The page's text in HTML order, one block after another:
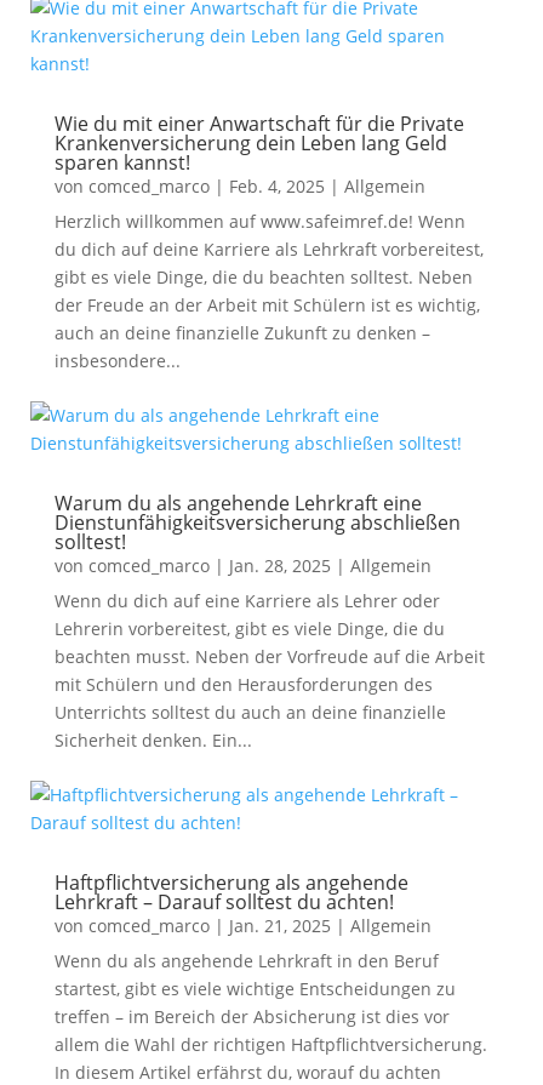
Wie du mit einer Anwartschaft für die Private
Krankenversicherung dein Leben lang Geld
sparen kannst!
von comced_marco| Feb. 4, 2025 | Allgemein
Herzlich willkommen auf www.safeimref.de! Wenn
du dich auf deine Karriere als Lehrkraft vorbereitest,
gibt es viele Dinge, die du beachten solltest. Neben
der Freude an der Arbeit mit Schülern ist es wichtig,
auch an deine finanzielle Zukunft zu denken –
insbesondere...
Warum du als angehende Lehrkraft eine
Dienstunfähigkeitsversicherung abschließen
solltest!
von comced_marco| Jan. 28, 2025 | Allgemein
Wenn du dich auf eine Karriere als Lehrer oder
Lehrerin vorbereitest, gibt es viele Dinge, die du
beachten musst. Neben der Vorfreude auf die Arbeit
mit Schülern und den Herausforderungen des
Unterrichts solltest du auch an deine finanzielle
Sicherheit denken. Ein...
Haftpflichtversicherung als angehende
Lehrkraft – Darauf solltest du achten!
von comced_marco| Jan. 21, 2025 | Allgemein
Wenn du als angehende Lehrkraft in den Beruf
startest, gibt es viele wichtige Entscheidungen zu
treffen – im Bereich der Absicherung ist dies vor
allem die Wahl der richtigen Haftpflichtversicherung.
In diesem Artikel erfährst du, worauf du achten